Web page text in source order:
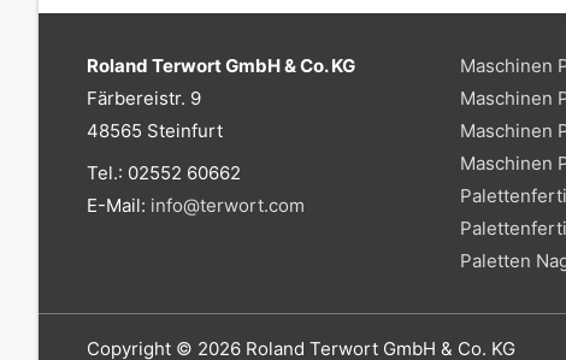
Roland Terwort GmbH & Co. KG
Färbereistr. 9
48565 Steinfurt
Tel.: 02552 60662
E-Mail: info@terwort.com
Maschinen
Maschinen
Maschinen
Maschinen
Paletten
Copyright © 2026 Roland Terwort GmbH & Co. KG